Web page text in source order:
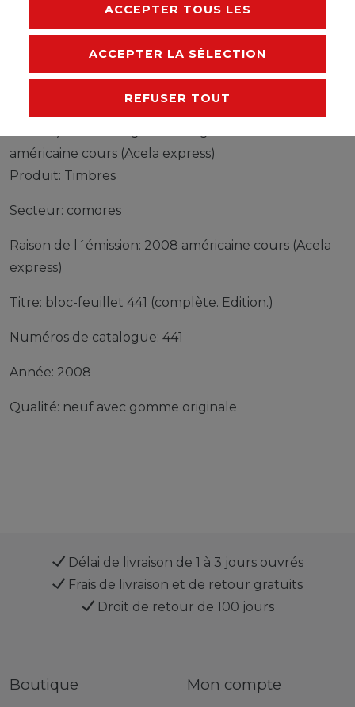
américaine cours (Acela express)
Produit: Timbres
Secteur: comores
Raison de l´émission: 2008 américaine cours (Acela
express)
Titre: bloc-feuillet 441 (complète. Edition.)
Numéros de catalogue: 441
Année: 2008
Qualité: neuf avec gomme originale
Délai de livraison de 1 à 3 jours ouvrés
Frais de livraison et de retour gratuits
Droit de retour de 100 jours
Boutique Mon compte
ACCEPTER TOUS LES
ACCEPTER LA SÉLECTION
REFUSER TOUT